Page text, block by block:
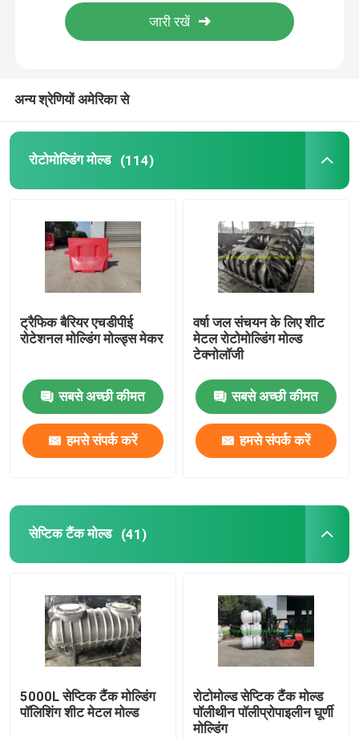
हमारे बारे में
कारखाना भ्रमण
गुणवत्ता नियंत्रण
समाचार
सेप्टिक टैंक मोल्ड
पानी की टंकी ढालना
एल्यूमीनियम घूर्णी नए नए साँचे
फ्लेम रॉक एंड रोल मशीन खोलें
रॉक एंड रोल रोटोमोल्डिंग मशीन
शटल रोटोमोल्डिंग मशीन
अन्य श्रेणियों अमेरिका से
रोटोमोल्डिंग मोल्ड (114)
ट्रैफिक बैरियर एचडीपीई
रोटेशनल मोल्डिंग मोल्ड्स मेकर
सबसे अच्छी कीमत
हमसे संपर्क करें
वर्षा जल संचयन के लिए शीट
मेटल रोटोमोल्डिंग मोल्ड
टेक्नोलॉजी
सबसे अच्छी कीमत
हमसे संपर्क करें
सेप्टिक टैंक मोल्ड (41)
5000L सेप्टिक टैंक मोल्डिंग
पॉलिशिंग शीट मेटल मोल्ड
रोटोमोल्ड सेप्टिक टैंक मोल्ड
पॉलीथीन पॉलीप्रोपाइलीन घूर्णी
मोल्डिंग